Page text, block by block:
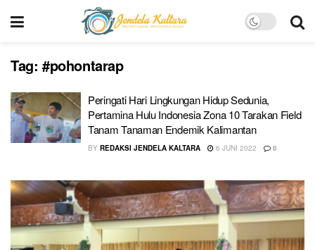
Tag: #pohontarap
Peringati Hari Lingkungan Hidup Sedunia,
Pertamina Hulu Indonesia Zona 10 Tarakan Field
Tanam Tanaman Endemik Kalimantan
BY REDAKSI JENDELA KALTARA 6 JUNI 2022 0